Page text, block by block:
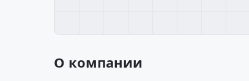
О компании